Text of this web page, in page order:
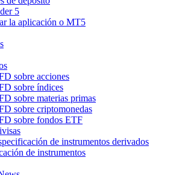
5
la aplicación o MT5
sobre acciones
sobre índices
sobre materias primas
sobre criptomonedas
sobre fondos ETF
de instrumentos derivados
de instrumentos